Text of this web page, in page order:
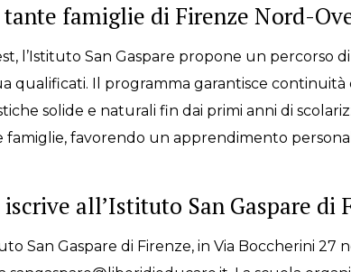
tante famiglie di Firenze Nord-
l’Istituto San Gaspare propone un
qualificati. Il programma garantisce
solide e naturali fin dai primi anni di
favorendo un apprendimento
iscrive all’Istituto San Gaspare di
San Gaspare di Firenze, in Via Boccherini